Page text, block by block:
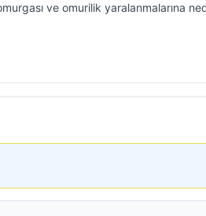
ve omurilik yaralanmalarına